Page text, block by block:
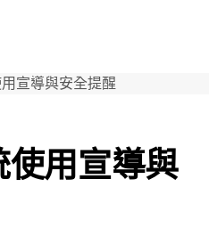
經銷商 台灣
宣導與安全提醒
用宣導與